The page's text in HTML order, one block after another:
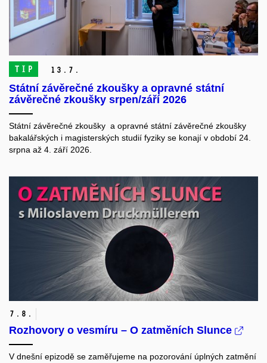
TIP 13. 7.
Státní závěrečné zkoušky a opravné státní
závěrečné zkoušky srpen/září 2026
Státní závěrečné zkoušky a opravné státní závěrečné zkoušky
bakalářských i magisterských studií fyziky se konají v období 24.
srpna až 4. září 2026.
7. 8.
Rozhovory o vesmíru – O zatměních Slunce
V dnešní epizodě se zaměřujeme na pozorování úplných zatmění